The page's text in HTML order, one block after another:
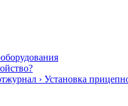
› Установка